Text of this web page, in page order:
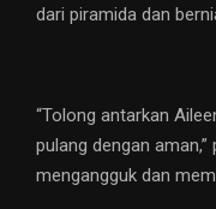
dari piramida dan
“Tolong antarkan
pulang dengan
mengangguk dan